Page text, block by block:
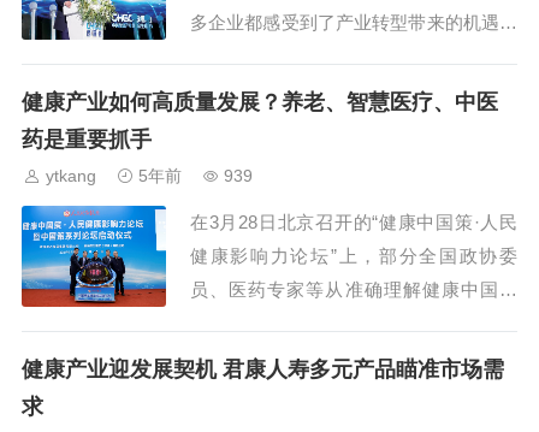
多企业都感受到了产业转型带来的机遇和
健康产业如何高质量发展？养老、智慧医疗、中医
药是重要抓手
ytkang 5年前 939
在3月28日北京召开的“健康中国策·人民
健康影响力论坛”上，部分全国政协委
员、医药专家等从准确理解健康中国内
疗等方面，就我国健康产业...
健康产业迎发展契机 君康人寿多元产品瞄准市场需
求